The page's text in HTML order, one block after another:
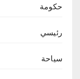
حكومة
رئيسي
سياحة